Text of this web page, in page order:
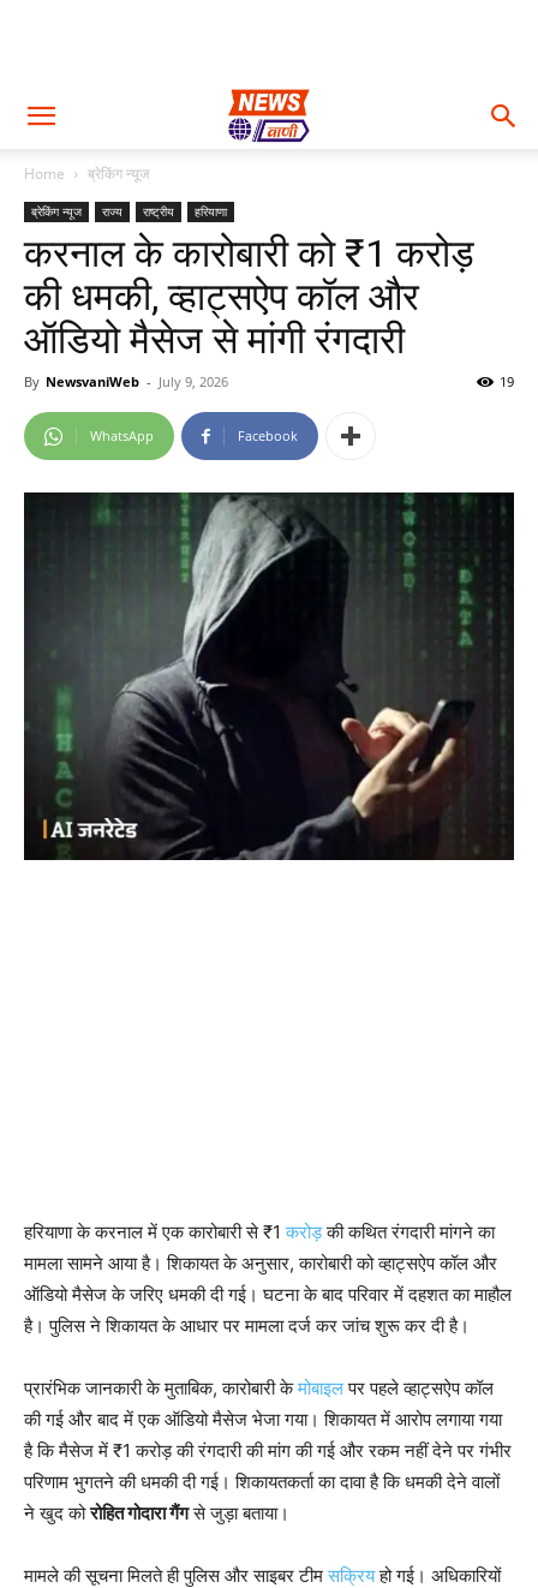
Home ब्रेकिंग न्यूज
ब्रेकिंग न्यूज राज्य राष्ट्रीय हरियाणा
करनाल के कारोबारी को ₹1 करोड़
की धमकी, व्हाट्सऐप कॉल और
ऑडियो मैसेज से मांगी रंगदारी
By NewsvaniWeb - July 9, 2026 19
WhatsApp Facebook
हरियाणा के करनाल में एक कारोबारी से ₹1करोड़की कथित रंगदारी मांगने का
मामला सामने आया है। शिकायत के अनुसार, कारोबारी को व्हाट्सऐप कॉल और
ऑडियो मैसेज के जरिए धमकी दी गई। घटना के बाद परिवार में दहशत का माहौल
है। पुलिस ने शिकायत के आधार पर मामला दर्ज कर जांच शुरू कर दी है।
प्रारंभिक जानकारी के मुताबिक, कारोबारी केमोबाइलपर पहले व्हाट्सऐप कॉल
की गई और बाद में एक ऑडियो मैसेज भेजा गया। शिकायत में आरोप लगाया गया
है कि मैसेज में ₹1 करोड़ की रंगदारी की मांग की गई और रकम नहीं देने पर गंभीर
परिणाम भुगतने की धमकी दी गई। शिकायतकर्ता का दावा है कि धमकी देने वालों
ने खुद कोरोहित गोदारा गैंगसे जुड़ा बताया।
मामले की सूचना मिलते ही पुलिस और साइबर टीमसक्रियहो गई। अधिकारियों